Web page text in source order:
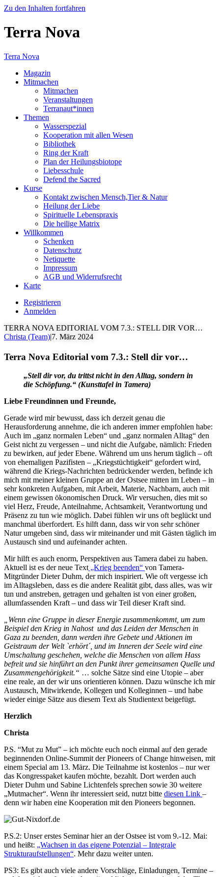
Zu den Inhalten fortfahren
Terra Nova
Terra Nova
Magazin
Mitmachen
Mitmachen
Veranstaltungen
Terranaut*innen
Themen
Wasserspezial
Kooperation mit allen Wesen
Bibliothek
Ring der Kraft
Plan der Heilungsbiotope
Liebesschule
Defend the Sacred
Kurse
Kontakt zwischen Mensch,Tier & Natur
Heilung der Liebe
Spirituelle Lebenspraxis
Die heilige Matrix
Willkommen
Schenken
Datenschutz
Netiquette
Impressum
AGB und Widerrufsrecht
Karte
Registrieren
Anmelden
TERRA NOVA EDITORIAL VOM 7.3.: STELL DIR VOR…
Christa (Team)|7. März 2024
Terra Nova Editorial vom 7.3.: Stell dir vor…
„Stell dir vor, du trittst nicht in den Alltag, sondern in
die Schöpfung.“ (Kunsttafel in Tamera)
Liebe Freundinnen und Freunde,
Gerade wird mir bewusst, dass ich derzeit genau die
Herausforderung annehme, die ich anderen immer empfohlen habe:
Auch im „ganz normalen Leben“ und „ganz normalen Alltag“ den
Geist nicht zu vergessen – und nicht die Aufgabe, nämlich: Frieden
zu bewirken, auf jeder Ebene. Während um uns herum täglich – oft
von ehemaligen Pazifisten – „Kriegstüchtigkeit“ gefordert wird,
während die Kriegs-Nachrichten bedrückender werden, befinde ich
mich mit meiner kleinen Gruppe an der Ostsee mitten im Leben – in
sehr konkreten Aufgaben, mit Arbeit, Materie, Nachbarn, auch mit
einem gewissen ökonomischen Druck. Wir versuchen, dies mit so
viel Herz, Freude, Anteilnahme, Achtsamkeit, Verantwortung und
Präsenz zu tun wie möglich. Dabei fühlen wir uns oft beglückt und
manchmal überfordert. Es hilft dann, dass wir von sehr schöner
Natur umgeben sind, dass wir miteinander und mit Gästen täglich im
Austausch sind und aufeinander achten.
Mir hilft es auch enorm, Perspektiven aus Tamera dabei zu haben.
Aktuell ist es der neue Text „Krieg beenden“ von Tamera-
Mitgründer Dieter Duhm, der mich inspiriert. Wie oft vergesse ich
im Alltagsleben, dass es die andere Realität gibt, dass alles, was wir
tun und anstreben, getragen und gehalten ist von einer großen,
allumfassenden Kraft – und dass wir Teil dieser Kraft sind.
„Wenn eine Gruppe in dieser Energie zusammenkommt, um zum
Beispiel den Krieg in Nahost und das Leiden der Menschen in
Gaza zu beenden, dann werden ihre Gebete und Aktionen im
Geistraum der Welt `erhört´, und im Inneren der Seele wird eine
Umschaltung geschehen, welche die Menschen von allem Hass
befreit und sie hinführt an den Punkt ihrer gemeinsamen Quelle und
Zusammengehörigkeit.“ … solche Sätze sind eine Utopie – aber
eine reale, an der wir uns orientieren können. Dazu wünsche ich mir
Austausch, Mitwirkende, Kollegen und Kolleginnen – und habe
wieder einige Sätze aus diesem Text als Studientext beigefügt.
Herzlich
Christa
P.S. “Mut zu Mut” – ich möchte euch noch einmal auf den gerade
beginnenden Online-Summit der Pioneers of Change hinweisen, mit
einem Special am 13. März. Die Teilnahme ist kostenlos – nur wer
das Kongresspaket kaufen möchte, bezahlt. Dort werden auch
Dieter Duhm und Sabine Lichtenfels sprechen sowie 30 weitere
„Mutmacher“. Wenn ihr interessiert seid, nutzt bitte diesen Link –
denn wir haben eine Kooperation mit den Pioneers begonnen.
P.S.2: Unser erstes Seminar hier an der Ostsee ist vom 9.-12. Mai:
und heißt: „Wachsen in das eigene Potenzial – Integrale
Strukturaufstellungen“. Mehr dazu weiter unten.
PS3: Es gibt auch viele andere Vorschläge, Einladungen, Termine –